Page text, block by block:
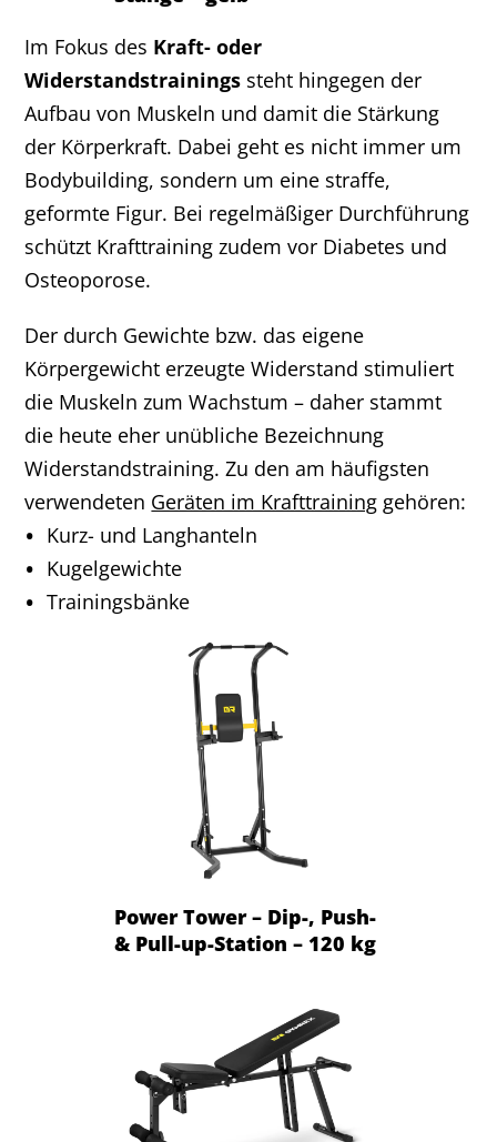
Im Fokus des Kraft- oder
Widerstandstrainings steht hingegen der
Aufbau von Muskeln und damit die Stärkung
der Körperkraft. Dabei geht es nicht immer um
Bodybuilding, sondern um eine straffe,
geformte Figur. Bei regelmäßiger Durchführung
schützt Krafttraining zudem vor Diabetes und
Osteoporose.
Der durch Gewichte bzw. das eigene
Körpergewicht erzeugte Widerstand stimuliert
die Muskeln zum Wachstum – daher stammt
die heute eher unübliche Bezeichnung
Widerstandstraining. Zu den am häufigsten
verwendeten Geräten im Krafttraining ​ gehören:
Kurz- und Langhanteln
Kugelgewichte
Trainingsbänke
Power Tower – Dip-, Push-
& Pull-up-Station – 120 kg